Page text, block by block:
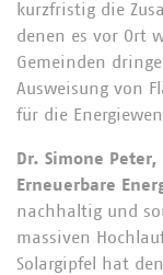
kurzfristig die
denen es vor Ort
Gemeinden
Ausweisung von
für die
Dr. Simone
Erneuerbare
nachhaltig und
massiven
Solargipfel hat